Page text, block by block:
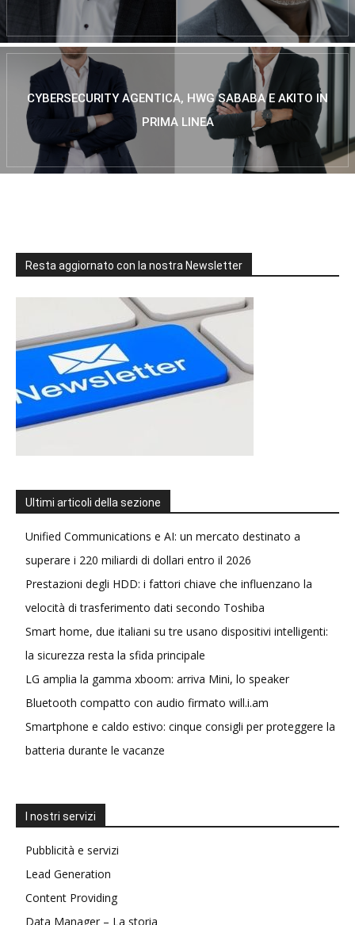
CYBERSECURITY AGENTICA, HWG SABABA E AKITO IN
PRIMA LINEA
Resta aggiornato con la nostra Newsletter
Ultimi articoli della sezione
Unified Communications e AI: un mercato destinato a
superare i 220 miliardi di dollari entro il 2026
Prestazioni degli HDD: i fattori chiave che influenzano la
velocità di trasferimento dati secondo Toshiba
Smart home, due italiani su tre usano dispositivi intelligenti:
la sicurezza resta la sfida principale
LG amplia la gamma xboom: arriva Mini, lo speaker
Bluetooth compatto con audio firmato will.i.am
Smartphone e caldo estivo: cinque consigli per proteggere la
batteria durante le vacanze
I nostri servizi
Pubblicità e servizi
Lead Generation
Content Providing
Data Manager – La storia